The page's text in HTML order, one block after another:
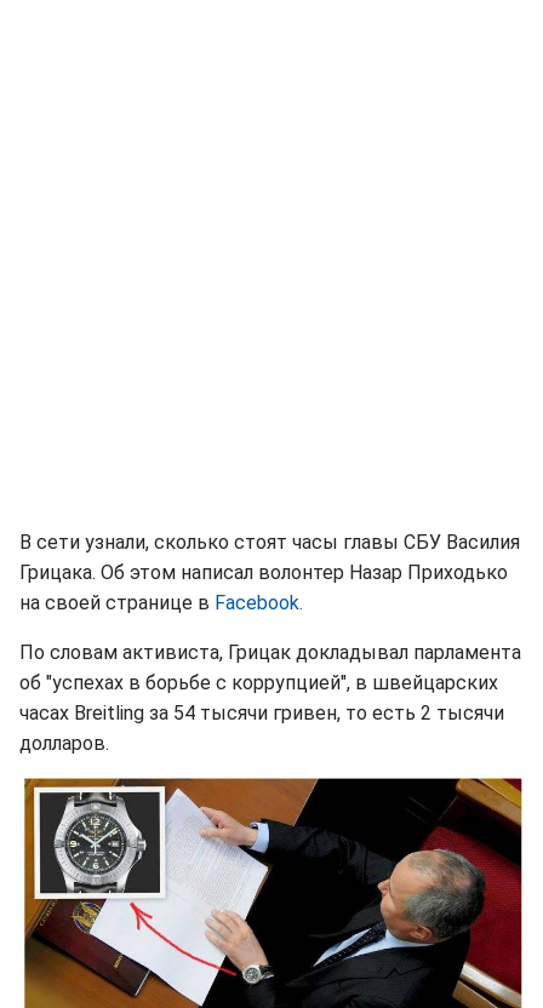
В сети узнали, сколько стоят часы главы СБУ Василия
Грицака. Об этом написал волонтер Назар Приходько
на своей странице в Facebook.
По словам активиста, Грицак докладывал парламента
об "успехах в борьбе с коррупцией", в швейцарских
часах Breitling за 54 тысячи гривен, то есть 2 тысячи
долларов.